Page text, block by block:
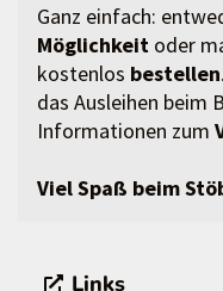
Ganz einfach:
Möglichkeit oder
kostenlos bestellen
das Ausleihen beim
Informationen zum
Viel Spaß beim
Links